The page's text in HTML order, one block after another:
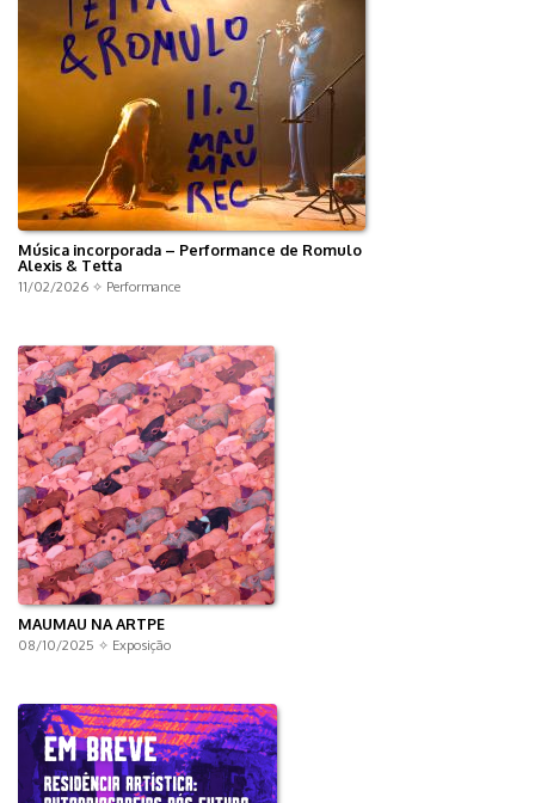
Música incorporada – Performance de Romulo
Alexis & Tetta
11/02/2026 ✧ Performance
MAUMAU NA ARTPE
08/10/2025 ✧ Exposição